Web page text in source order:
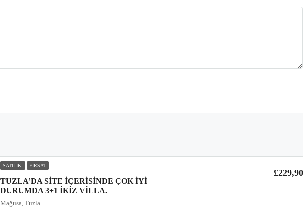
SATILIK FIRSAT
TUZLA’DA SITE IÇERISINDE ÇOK IYI
DURUMDA 3+1 IKIZ VILLA.
Mağusa, Tuzla